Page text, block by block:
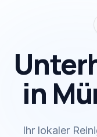
in
Ihr lokaler